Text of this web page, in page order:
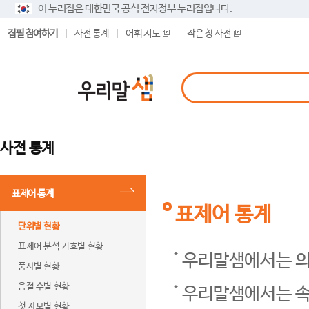
이 누리집은 대한민국 공식 전자정부 누리집입니다.
집필 참여하기 사전 통계 어휘 지도 작은 창 사전
사전 통계
표제어 통계
단위별 현황
표제어 분석 기호별 현황
품사별 현황
음절 수별 현황
첫 자모별 현황
표제어 통계
우리말샘에서는
우리말샘에서는